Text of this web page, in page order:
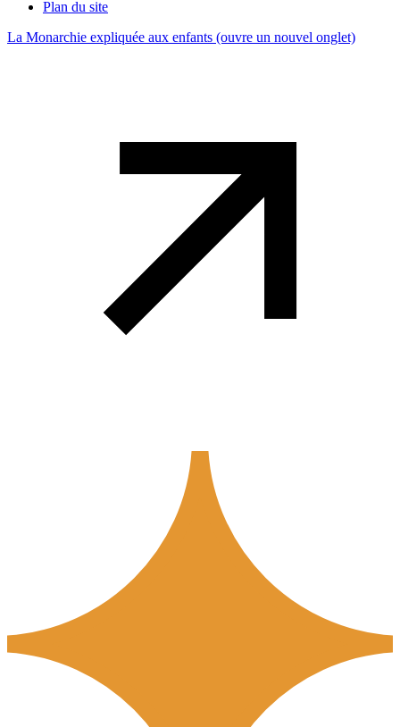
Plan du site
La Monarchie expliquée aux enfants (ouvre un nouvel onglet)